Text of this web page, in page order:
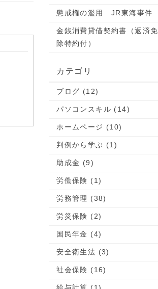
懲戒権の濫用 JR東海事件
金銭消費貸借契約書（返済免
除特約付）
カテゴリ
ブログ (12)
パソコンスキル (14)
ホームページ (10)
判例から学ぶ (1)
助成金 (9)
労働保険 (1)
労務管理 (38)
労災保険 (2)
国民年金 (4)
安全衛生法 (3)
社会保険 (16)